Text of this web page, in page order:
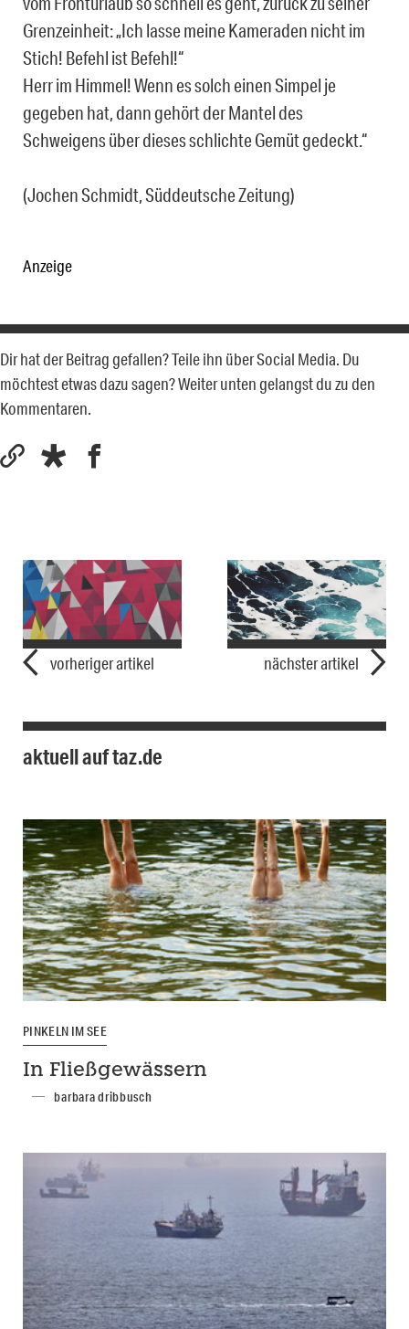
Grenzeinheit: „Ich lasse meine Kameraden nicht im
Stich! Befehl ist Befehl!“
Herr im Himmel! Wenn es solch einen Simpel je
gegeben hat, dann gehört der Mantel des
Schweigens über dieses schlichte Gemüt gedeckt.“
(Jochen Schmidt, Süddeutsche Zeitung)
Anzeige
Dir hat der Beitrag gefallen? Teile ihn über Social Media. Du
möchtest etwas dazu sagen? Weiter unten gelangst du zu den
Kommentaren.
vorheriger artikel nächster artikel
aktuell auf taz.de
PINKELN IM SEE
In Fließgewässern
barbara dribbusch